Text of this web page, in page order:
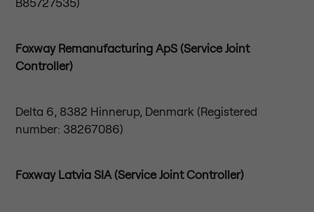
Foxway Remanufacturing ApS (Service Joint
Controller)
Delta 6, 8382 Hinnerup, Denmark (Registered
number: 38267086)
Foxway Latvia SIA (Service Joint Controller)